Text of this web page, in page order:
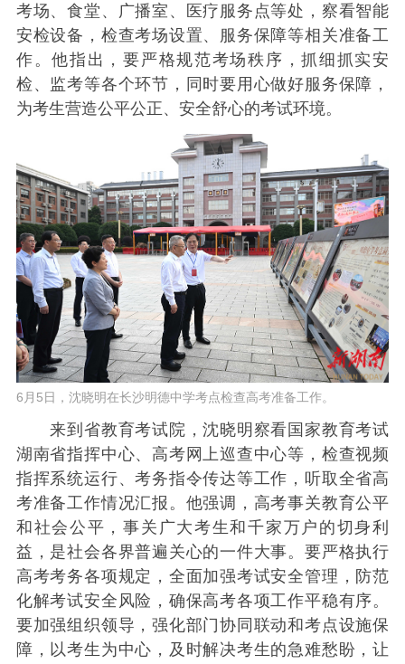
考场、食堂、广播室、医疗服务点等处，察看智能
安检设备，检查考场设置、服务保障等相关准备工
作。他指出，要严格规范考场秩序，抓细抓实安
检、监考等各个环节，同时要用心做好服务保障，
为考生营造公平公正、安全舒心的考试环境。
6月5日，沈晓明在长沙明德中学考点检查高考准备工作。
来到省教育考试院，沈晓明察看国家教育考试
湖南省指挥中心、高考网上巡查中心等，检查视频
指挥系统运行、考务指令传达等工作，听取全省高
考准备工作情况汇报。他强调，高考事关教育公平
和社会公平，事关广大考生和千家万户的切身利
益，是社会各界普遍关心的一件大事。要严格执行
高考考务各项规定，全面加强考试安全管理，防范
化解考试安全风险，确保高考各项工作平稳有序。
要加强组织领导，强化部门协同联动和考点设施保
障，以考生为中心，及时解决考生的急难愁盼，让